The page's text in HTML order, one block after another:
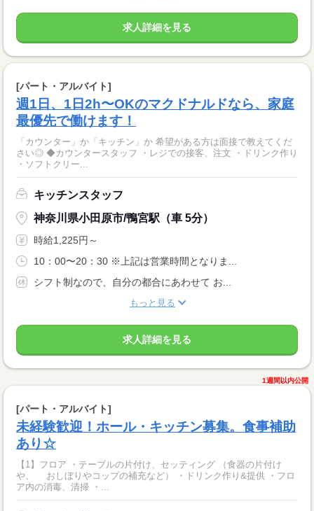
求人詳細を見る
[パート・アルバイト]
週1日、1日2h〜OKのマクドナルドなら、家庭
最優先で働けます！
「カウンター」か「キッチン」か 希望がある方は面接で教えてくだ
さい◎ ◆カウンタースタッフ ・レジでの接客、注文 ・ドリンク作り
・ソフトクリー...
キッチンスタッフ
神奈川県小田原市/鴨宮駅（車 5分）
時給1,225円～
10：00〜20：30 ※上記は営業時間となりま...
シフト制なので、自分の都合にあわせて お...
もっと見る
求人詳細を見る
1週間以内公開
[パート・アルバイト]
未経験歓迎！ホール・キッチン募集。食事補助
あり☆
【1】フロア ・テーブルの片付け、セッティング （食器の片付け
や、 おしぼりやコップの補充など） ・ドリンク作り&提供 ・フロ
ア内の消毒、清掃 ・...